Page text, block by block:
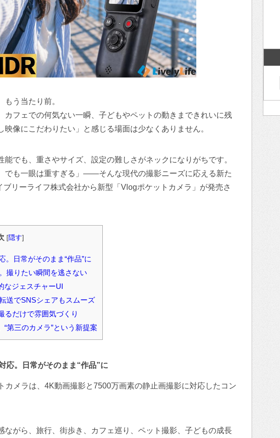
もう当たり前。
カフェでの何気ない一瞬、子どもやペットの動きまできれいに残
映像にこだわりたい」と感じる場面は少なくありません。
能でも、重さやサイズ、設定の難しさがネックになりがちです。
でも一眼は重すぎる」――そんな現代の撮影ニーズに応える新た
リーライフ株式会社から新型「Vlogポケットカメラ」が発売さ
[隠す]
。日常がそのまま“作品”に
撮りたい瞬間を逃さない
なジェスチャーUI
送でSNSシェアもスムーズ
るだけで雰囲気づくり
第三のカメラ”という新提案
応。日常がそのまま“作品”に
カメラは、4K動画撮影と7500万画素の静止画撮影に対応したコン
ながら、旅行、街歩き、カフェ巡り、ペット撮影、子どもの成長